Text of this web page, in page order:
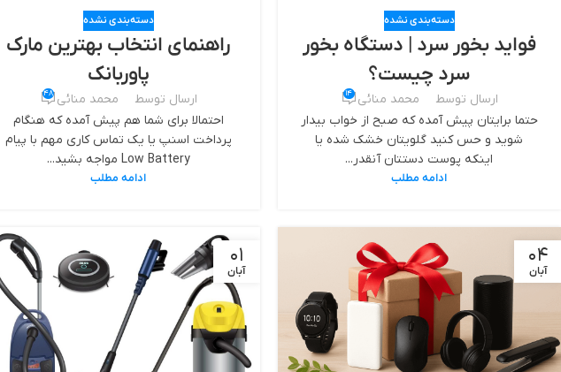
دسته‌بندی نشده
فواید بخور سرد | دستگاه بخور
سرد چیست؟
ارسال توسط محمد منائی 14
حتما برایتان پیش آمده که صبح از خواب بیدار
شوید و حس کنید گلویتان خشک شده یا
اینکه پوست دستتان آنقدر...
ادامه مطلب
دسته‌بندی نشده
راهنمای انتخاب بهترین مارک
پاوربانک
ارسال توسط محمد منائی 48
احتمالا برای شما هم پیش آمده که هنگام
پرداخت اسنپ یا یک تماس کاری مهم با پیام
Low Battery مواجه بشید...
ادامه مطلب
04
آبان
01
آبان